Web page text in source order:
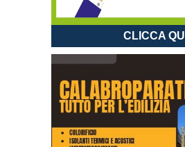
CLICCA QUI